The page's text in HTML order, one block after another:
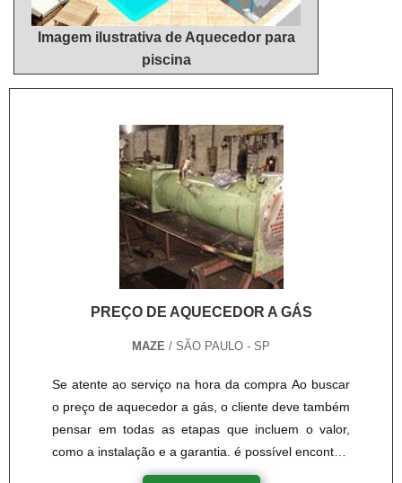
Imagem ilustrativa de Aquecedor para
piscina
PREÇO DE AQUECEDOR A GÁS
MAZE / SÃO PAULO - SP
Se atente ao serviço na hora da compra Ao buscar
o preço de aquecedor a gás, o cliente deve também
pensar em todas as etapas que incluem o valor,
como a instalação e a garantia. é possível encontrar
o produto com preço inferior, porém com qualidade